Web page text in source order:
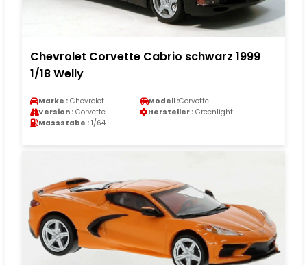
Chevrolet Corvette Cabrio schwarz 1999
1/18 Welly
Marke : Chevrolet Modell :Corvette
Version : Corvette Hersteller : Greenlight
Massstabe : 1/64